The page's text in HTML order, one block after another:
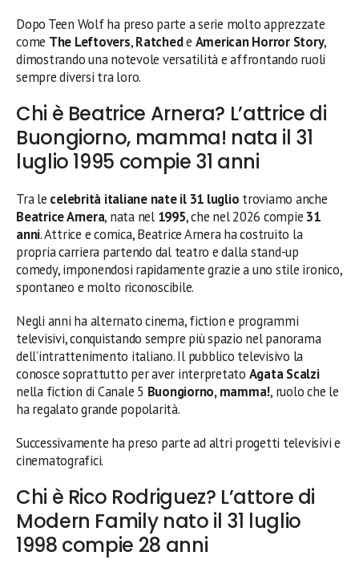
Dopo Teen Wolf ha preso parte a serie molto apprezzate
come The Leftovers,Ratchede American Horror Story,
dimostrando una notevole versatilità e affrontando ruoli
sempre diversi tra loro.
Chi è Beatrice Arnera? L’attrice di
Buongiorno, mamma! nata il 31
luglio 1995 compie 31 anni
Tra le celebrità italiane nate il 31 luglio troviamo anche
Beatrice Arnera, nata nel 1995, che nel 2026 compie 31
anni. Attrice e comica, Beatrice Arnera ha costruito la
propria carriera partendo dal teatro e dalla stand-up
comedy, imponendosi rapidamente grazie a uno stile ironico,
spontaneo e molto riconoscibile.
Negli anni ha alternato cinema, fiction e programmi
televisivi, conquistando sempre più spazio nel panorama
dell’intrattenimento italiano. Il pubblico televisivo la
conosce soprattutto per aver interpretato Agata Scalzi
nella fiction di Canale 5 Buongiorno, mamma!, ruolo che le
ha regalato grande popolarità.
Successivamente ha preso parte ad altri progetti televisivi e
cinematografici.
Chi è Rico Rodriguez? L’attore di
Modern Family nato il 31 luglio
1998 compie 28 anni